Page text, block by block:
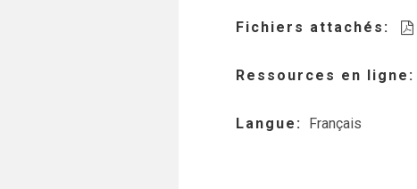
Fichiers attachés
Ressources en ligne
Langue Français